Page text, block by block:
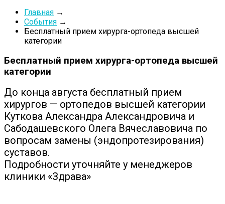
Главная →
События →
Бесплатный прием хирурга-ортопеда высшей
категории
Бесплатный прием хирурга-ортопеда высшей
категории
До конца августа бесплатный прием
хирургов — ортопедов высшей категории
Куткова Александра Александровича и
Сабодашевского Олега Вячеславовича по
вопросам замены (эндопротезирования)
суставов.
Подробности уточняйте у менеджеров
клиники «Здрава»